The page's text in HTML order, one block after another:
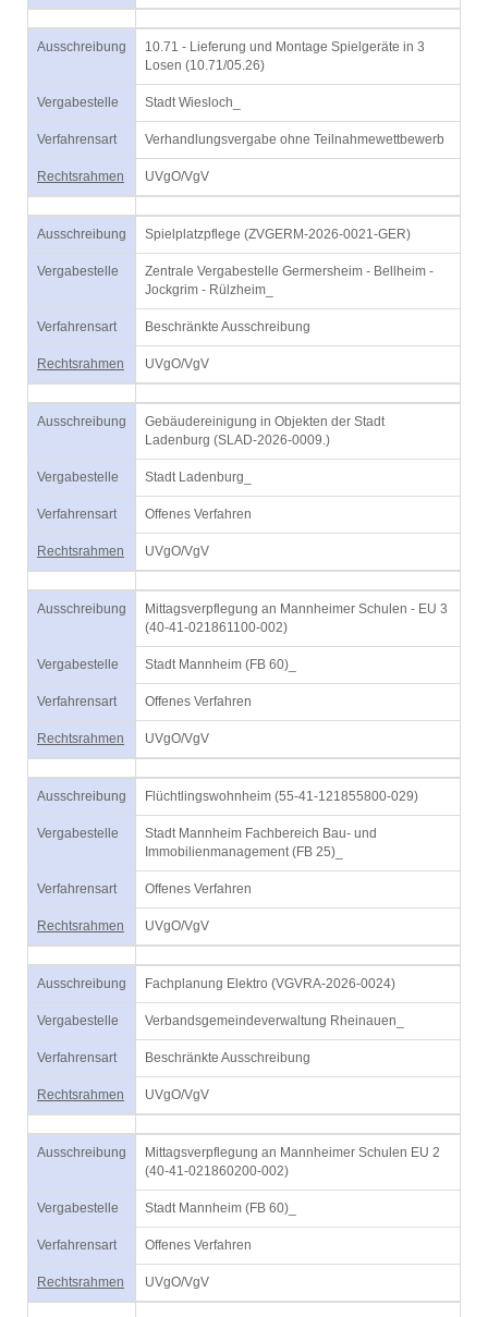
Ausschreibung
10.71 - Lieferung und Montage Spielgeräte in 3
Losen (10.71/05.26)
Vergabestelle Stadt Wiesloch_
Verfahrensart Verhandlungsvergabe ohne Teilnahmewettbewerb
Rechtsrahmen UVgO/VgV
Ausschreibung Spielplatzpflege (ZVGERM-2026-0021-GER)
Vergabestelle
Zentrale Vergabestelle Germersheim - Bellheim -
Jockgrim - Rülzheim_
Verfahrensart Beschränkte Ausschreibung
Rechtsrahmen UVgO/VgV
Ausschreibung
Gebäudereinigung in Objekten der Stadt
Ladenburg (SLAD-2026-0009.)
Vergabestelle Stadt Ladenburg_
Verfahrensart Offenes Verfahren
Rechtsrahmen UVgO/VgV
Ausschreibung
Mittagsverpflegung an Mannheimer Schulen - EU 3
(40-41-021861100-002)
Vergabestelle Stadt Mannheim (FB 60)_
Verfahrensart Offenes Verfahren
Rechtsrahmen UVgO/VgV
Ausschreibung Flüchtlingswohnheim (55-41-121855800-029)
Vergabestelle
Stadt Mannheim Fachbereich Bau- und
Immobilienmanagement (FB 25)_
Verfahrensart Offenes Verfahren
Rechtsrahmen UVgO/VgV
Ausschreibung Fachplanung Elektro (VGVRA-2026-0024)
Vergabestelle Verbandsgemeindeverwaltung Rheinauen_
Verfahrensart Beschränkte Ausschreibung
Rechtsrahmen UVgO/VgV
Ausschreibung
Mittagsverpflegung an Mannheimer Schulen EU 2
(40-41-021860200-002)
Vergabestelle Stadt Mannheim (FB 60)_
Verfahrensart Offenes Verfahren
Rechtsrahmen UVgO/VgV